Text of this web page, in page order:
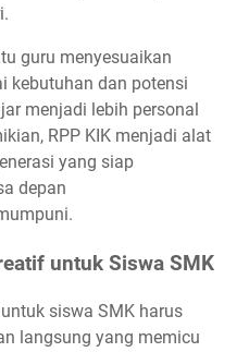
guru menyesuaikan
kebutuhan dan potensi
menjadi lebih personal
RPP KIK menjadi alat
yang siap
depan
untuk Siswa SMK
siswa SMK harus
langsung yang memicu